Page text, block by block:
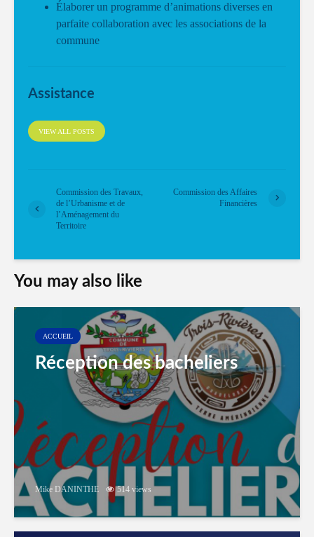
Élaborer un programme d’animations diverses en
parfaite collaboration avec les associations de la
commune
Assistance
VIEW ALL POSTS
Commission des Travaux,
de l’Urbanisme et de
l’Aménagement du
Territoire
Commission des Affaires
Financières
You may also like
ACCUEIL
Réception des bacheliers
Mike DANINTHE 514 views